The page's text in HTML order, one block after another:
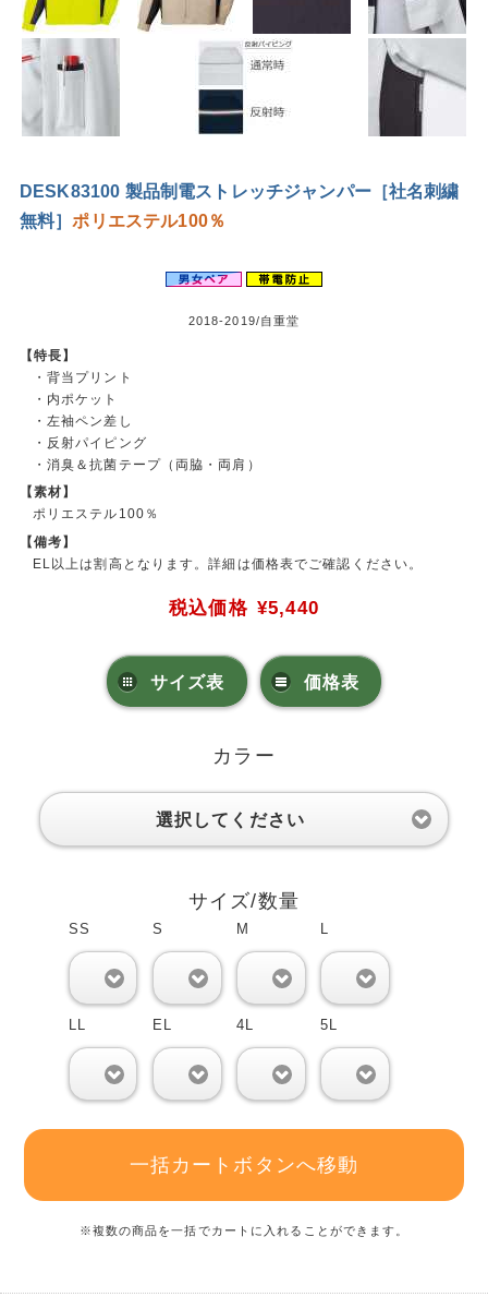
DESK83100 製品制電ストレッチジャンパー［社名刺繍
無料］ポリエステル100％
2018-2019/自重堂
【特長】
・背当プリント
・内ポケット
・左袖ペン差し
・反射パイピング
・消臭＆抗菌テープ（両脇・両肩）
【素材】
ポリエステル100％
【備考】
EL以上は割高となります。詳細は価格表でご確認ください。
税込価格 ¥5,440
サイズ表 価格表
カラー
選択してください
サイズ/数量
SS S M L
LL EL 4L 5L
一括カートボタンへ移動
※複数の商品を一括でカートに入れることができます。